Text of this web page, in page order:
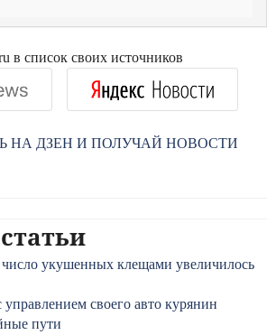
в список своих источников
НА ДЗЕН И ПОЛУЧАЙ НОВОСТИ
укушенных клещами увеличилось
своего авто курянин
пути